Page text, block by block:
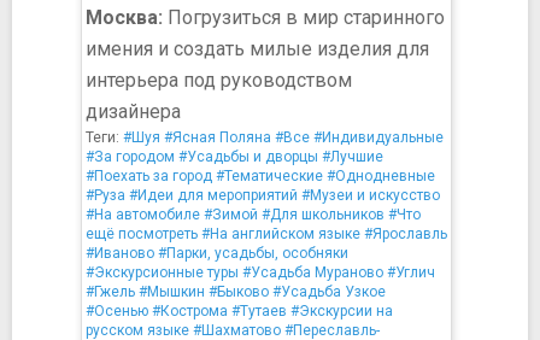
Москва: Погрузиться в мир старинного
имения и создать милые изделия для
интерьера под руководством
дизайнера
Теги: #Шуя #Ясная Поляна #Все #Индивидуальные
#За городом #Усадьбы и дворцы #Лучшие
#Поехать за город #Тематические #Однодневные
#Руза #Идеи для мероприятий #Музеи и искусство
#На автомобиле #Зимой #Для школьников #Что
ещё посмотреть #На английском языке #Ярославль
#Иваново #Парки, усадьбы, особняки
#Экскурсионные туры #Усадьба Мураново #Углич
#Гжель #Мышкин #Быково #Усадьба Узкое
#Осенью #Кострома #Тутаев #Экскурсии на
русском языке #Шахматово #Переславль-